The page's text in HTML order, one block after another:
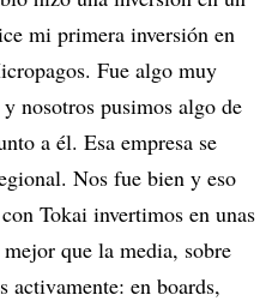
mi primera inversión en
Fue algo muy
nosotros pusimos algo de
a él. Esa empresa se
Nos fue bien y eso
Tokai invertimos en unas
que la media, sobre
activamente: en boards,